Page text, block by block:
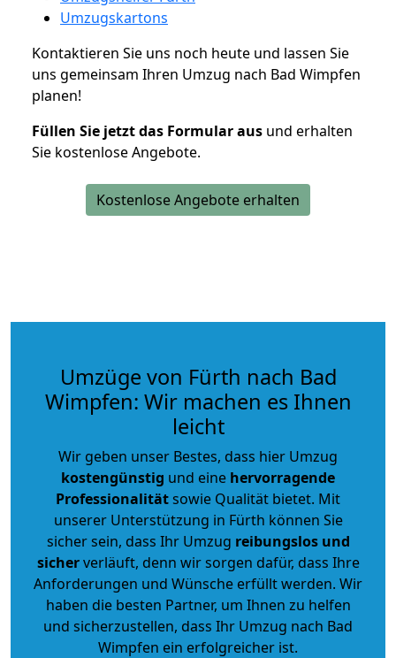
Umzugskartons
Kontaktieren Sie uns noch heute und lassen Sie
uns gemeinsam Ihren Umzug nach Bad Wimpfen
planen!
Füllen Sie jetzt das Formular aus und erhalten
Sie kostenlose Angebote.
Kostenlose Angebote erhalten
Umzüge von Fürth nach Bad
Wimpfen: Wir machen es Ihnen
leicht
Wir geben unser Bestes, dass hier Umzug
kostengünstig und eine hervorragende
Professionalitätsowie Qualität bietet. Mit
unserer Unterstützung in Fürth können Sie
sicher sein, dass Ihr Umzug reibungslos und
sicherverläuft, denn wir sorgen dafür, dass Ihre
Anforderungen und Wünsche erfüllt werden. Wir
haben die besten Partner, um Ihnen zu helfen
und sicherzustellen, dass Ihr Umzug nach Bad
Wimpfen ein erfolgreicher ist.